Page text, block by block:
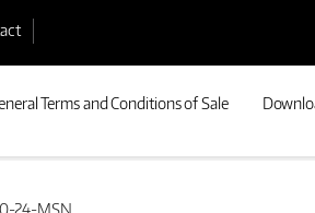
Terms and Conditions of Sale
24-MSN